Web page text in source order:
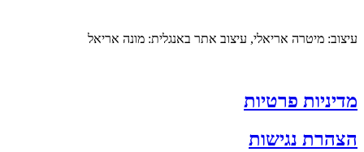
עיצוב: מיטרה אריאלי, עיצוב אתר באנגלית: מונה אריאל
מדיניות פרטיות
הצהרת נגישות